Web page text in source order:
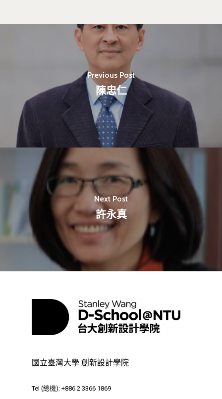
Previous Post
陳忠仁
Next Post
許永真
國立臺灣大學 創新設計學院
Tel (總機): +886 2 3366 1869
最新消息
關於我們
學院簡介
相關法規
領域專長
24hrs D
D-Day
業務單位
創新教育中心
創新領域學士學位學程
創意創業學分學程
領導學分學程
實作中心
相關計畫
企業出題X臺大解題
探索學習計畫
NTU Beyond Borders
D電子報
EN
Address : 100047臺北
思源街18號卓越研究大
Room 409, Building for
Siyuan St, Zhongzheng